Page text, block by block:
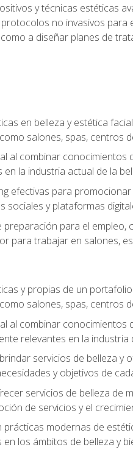
y técnicas estéticas
no invasivos para
a diseñar planes de
en belleza y estética
salones, spas, centros
al combinar
la industria actual de la
efectivas para
sociales y plataformas
para el
para trabajar en salones,
y propias de un
salones, spas, centros
al combinar conocimientos
relevantes en la industria
servicios de belleza y
y objetivos de
servicios de belleza de
de servicios y el
prácticas modernas de
los ámbitos de belleza y